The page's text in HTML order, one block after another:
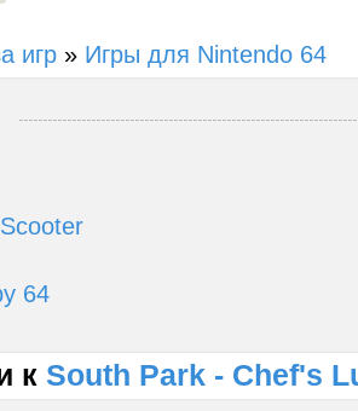
игр » Игры для Nintendo 64
64
к South Park - Chef's